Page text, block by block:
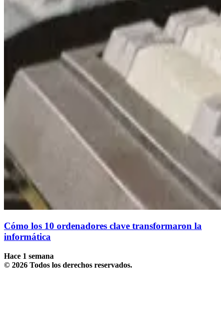
Cómo los 10 ordenadores clave transformaron la
informática
Hace 1 semana
© 2026 Todos los derechos reservados.